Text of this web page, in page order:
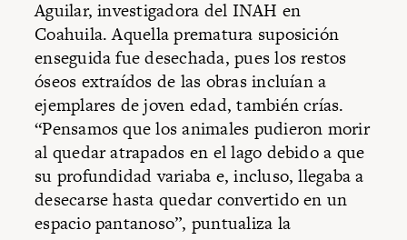
Aguilar, investigadora del INAH en
Coahuila. Aquella prematura suposición
enseguida fue desechada, pues los restos
óseos extraídos de las obras incluían a
ejemplares de joven edad, también crías.
“Pensamos que los animales pudieron morir
al quedar atrapados en el lago debido a que
su profundidad variaba e, incluso, llegaba a
desecarse hasta quedar convertido en un
espacio pantanoso”, puntualiza la